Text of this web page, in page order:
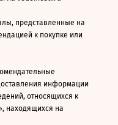
представленные на
к покупке или
информации
относящихся к
находящихся на